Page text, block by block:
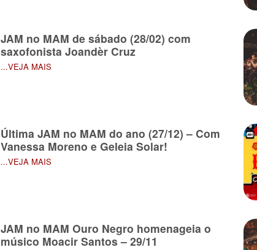
JAM no MAM de sábado (28/02) com
saxofonista Joandèr Cruz
...VEJA MAIS
Última JAM no MAM do ano (27/12) – Com
Vanessa Moreno e Geleia Solar!
...VEJA MAIS
JAM no MAM Ouro Negro homenageia o
músico Moacir Santos – 29/11